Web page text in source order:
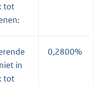
tot
in
tot
0,2800%